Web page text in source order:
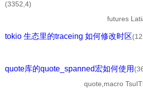
(3352,4)
futures
tokio 生态里的traceing 如何修改时区
quote库的quote_spanned宏如何使用
quote,macro